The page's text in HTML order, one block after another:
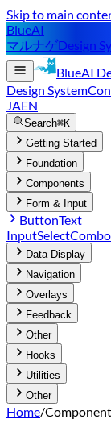
Skip to main
BlueAI
マルナゲDesign
BlueAI
Design System
JAEN
Search⌘K
Getting Started
Foundation
Components
Form & Input
ButtonText
InputSelect
Data Display
Navigation
Overlays
Feedback
Other
Hooks
Utilities
Other
Home/